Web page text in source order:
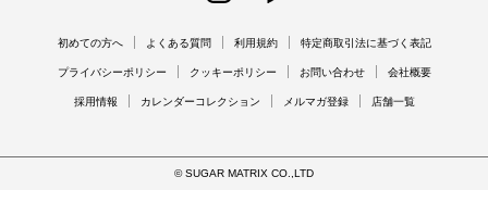
初めての方へ よくある質問 利用規約 特定商取引法に基づく表記
プライバシーポリシー クッキーポリシー お問い合わせ 会社概要
採用情報 カレンダーコレクション メルマガ登録 店舗一覧
© SUGAR MATRIX CO.,LTD